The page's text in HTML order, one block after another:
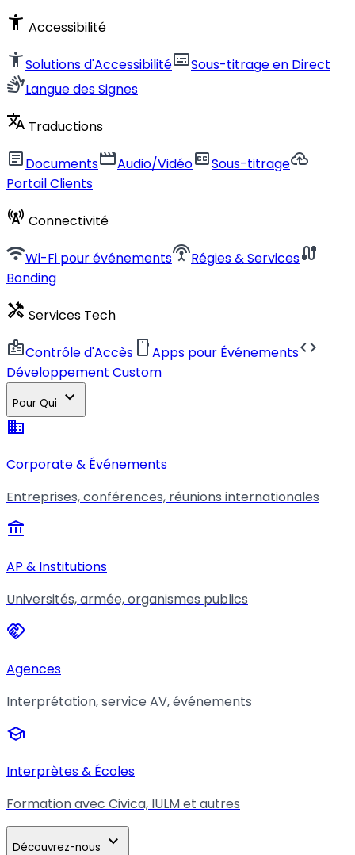
accessibility_new Accessibilité
accessibility_newSolutions d'AccessibilitésubtitlesSous-titrage en Direct
sign_languageLangue des Signes
translate Traductions
articleDocumentsmovieAudio/Vidéoclosed_captionSous-titragecloud_upload
Portail Clients
cell_tower Connectivité
wifiWi-Fi pour événementssettings_input_antennaRégies & Servicescable
Bonding
handyman Services Tech
badgeContrôle d'Accès smartphoneApps pour Événementscode
Développement Custom
Pour Qui expand_more
business
Corporate & Événements
Entreprises, conférences, réunions internationales
account_balance
AP & Institutions
Universités, armée, organismes publics
handshake
Agences
Interprétation, service AV, événements
school
Interprètes & Écoles
Formation avec Civica, IULM et autres
Découvrez-nous expand_more